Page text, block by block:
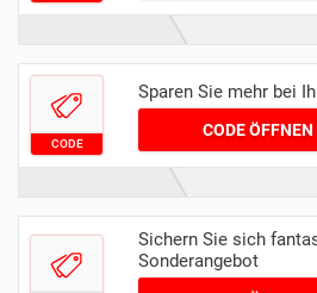
CODE
Sparen Sie mehr bei
CODE ÖFFNEN
Sichern Sie sich
Sonderangebot